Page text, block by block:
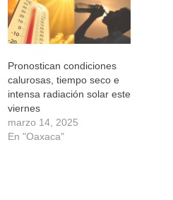
Pronostican condiciones
calurosas, tiempo seco e
intensa radiación solar este
viernes
marzo 14, 2025
En "Oaxaca"